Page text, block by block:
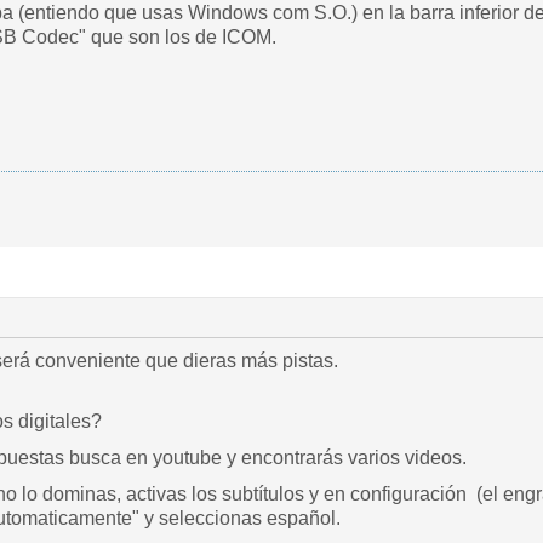
(entiendo que usas Windows com S.O.) en la barra inferior
Codec" que son los de ICOM.
conveniente que dieras más pistas.
digitales?
busca en youtube y encontrarás varios videos.
lo dominas, activas los subtítulos y en configuración (el
y seleccionas español.